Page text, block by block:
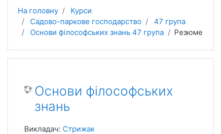
На головну
Курси
Садово-паркове господарство
47 група
Основи філософських знань 47 група
Резюме
Основи філософських
знань
Викладач: Стрижак